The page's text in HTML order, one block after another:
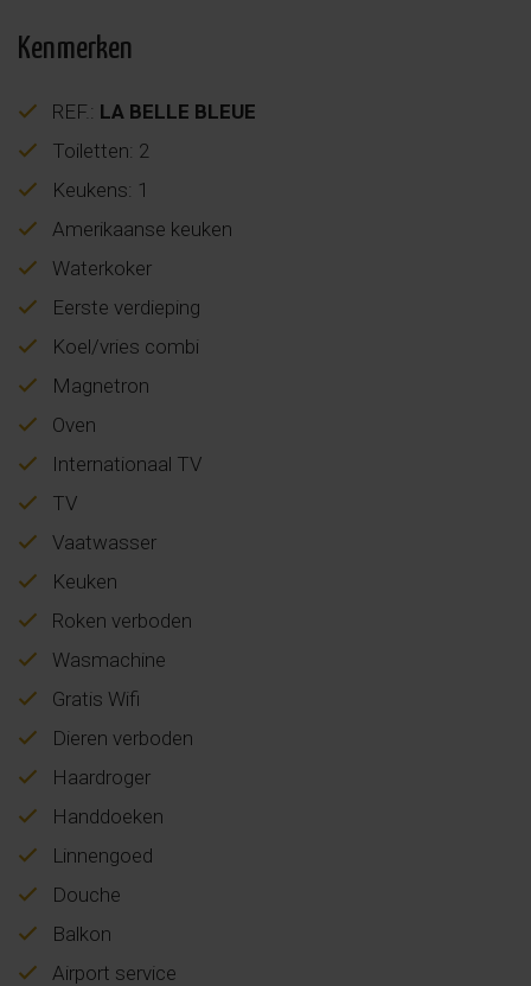
Kenmerken
REF.: LA BELLE BLEUE
Toiletten: 2
Keukens: 1
Amerikaanse keuken
Waterkoker
Eerste verdieping
Koel/vries combi
Magnetron
Oven
Internationaal TV
TV
Vaatwasser
Keuken
Roken verboden
Wasmachine
Gratis Wifi
Dieren verboden
Haardroger
Handdoeken
Linnengoed
Douche
Balkon
Airport service